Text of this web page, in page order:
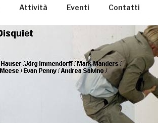
Attività Eventi Contatti